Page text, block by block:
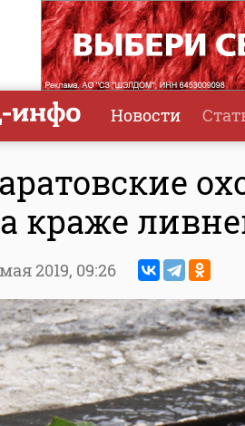
Новости
краже
2019, 09:26